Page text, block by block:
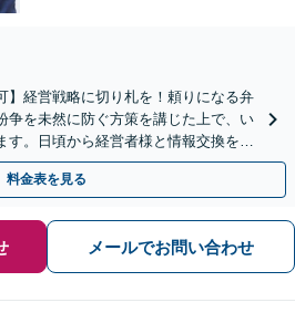
】経営戦略に切り札を！頼りになる弁
争を未然に防ぐ方策を講じた上で、い
す。日頃から経営者様と情報交換を密
。安心してお任せください。
料金表を見る
メールでお問い合わせ